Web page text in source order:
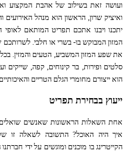
ועושה זאת בשילוב של אהבת המקצוע
ואיציק שרון, הראשון הוא מנהל האירועים
יתכנו ויבנו אתכם תפריט המותאם
המזון המבוקש בו- בשרי או חלבי. לשרותכם
את שפע המזון המשביע, הטעים והמזין.
סלטים ופירות, בר קינוחים, קפה, שייקים
הוא ייצורם מחומרי הגלם הטריים
ייעוץ בבחירת תפריט
אחת השאלות הראשונות שאנשים
איך היה האוכל? התשובה לשאלה זו
הקייטרינג בו מוכנים ומוגשים על ידי